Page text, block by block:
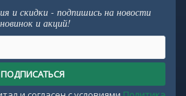
и скидки - подпишись на новости
и акций!
ПОДПИСАТЬСЯ